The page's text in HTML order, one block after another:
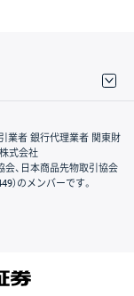
業者 銀行代理業者 関東財
式会社
会、日本商品先物取引協会
）のメンバーです。